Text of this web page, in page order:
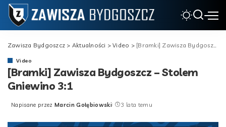
Zawisza Bydgoszcz > Aktualności >Video > [Bramki] Zawisza Bydgoszcz – Stolem Gniewino 3:1
Video
[Bramki] Zawisza Bydgoszcz – Stolem
Gniewino 3:1
Posted
Napisane przez Marcin Gołębiowski 3 lata temu